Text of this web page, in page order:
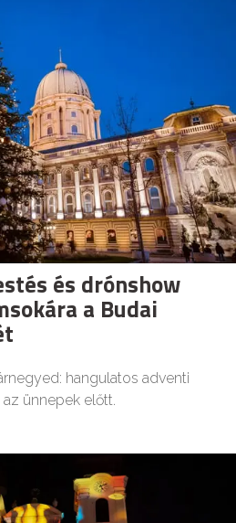
és drónshow
a Budai
hangulatos adventi
ünnepek előtt.